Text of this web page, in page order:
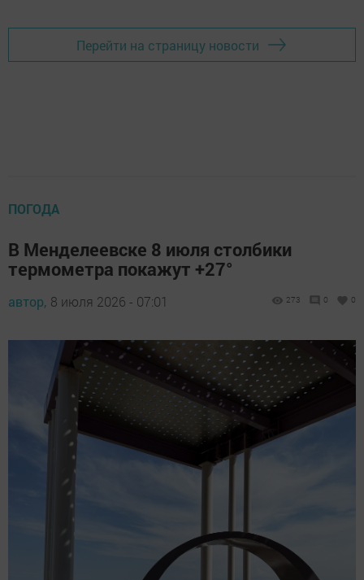
Перейти на страницу новости
ПОГОДА
В Менделеевске 8 июля столбики
термометра покажут +27°
автор, 8 июля 2026 - 07:01 273 0 0